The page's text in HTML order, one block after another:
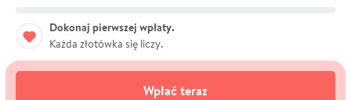
Dokonaj pierwszej wpłaty.
Każda złotówka się liczy.
Wpłać teraz